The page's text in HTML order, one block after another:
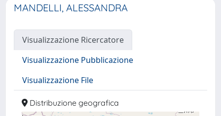
MANDELLI, ALESSANDRA
Visualizzazione Ricercatore
Visualizzazione Pubblicazione
Visualizzazione File
Distribuzione geografica